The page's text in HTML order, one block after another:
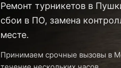
Ремонт турникетов в
сбои в ПО, замена
месте.
Принимаем срочные вызовы в